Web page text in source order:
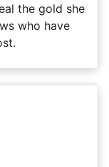
the gold she
who have